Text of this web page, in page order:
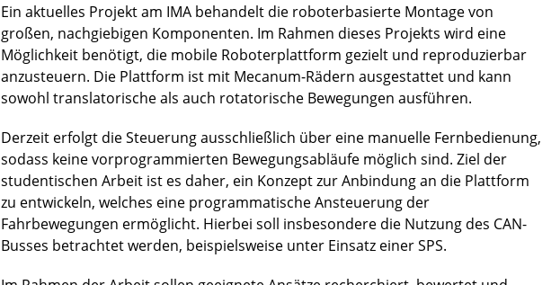
Ein aktuelles Projekt am IMA behandelt die roboterbasierte Montage von
großen, nachgiebigen Komponenten. Im Rahmen dieses Projekts wird eine
Möglichkeit benötigt, die mobile Roboterplattform gezielt und reproduzierbar
anzusteuern. Die Plattform ist mit Mecanum-Rädern ausgestattet und kann
sowohl translatorische als auch rotatorische Bewegungen ausführen.
Derzeit erfolgt die Steuerung ausschließlich über eine manuelle Fernbedienung,
sodass keine vorprogrammierten Bewegungsabläufe möglich sind. Ziel der
studentischen Arbeit ist es daher, ein Konzept zur Anbindung an die Plattform
zu entwickeln, welches eine programmatische Ansteuerung der
Fahrbewegungen ermöglicht. Hierbei soll insbesondere die Nutzung des CAN-
Busses betrachtet werden, beispielsweise unter Einsatz einer SPS.